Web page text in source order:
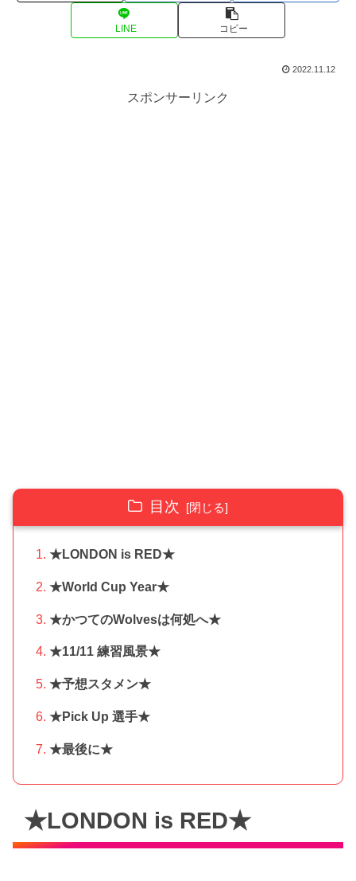
LINE コピー
2022.11.12
スポンサーリンク
目次
★LONDON is RED★
★World Cup Year★
★かつてのWolvesは何処へ★
★11/11 練習風景★
★予想スタメン★
★Pick Up 選手★
★最後に★
★LONDON is RED★